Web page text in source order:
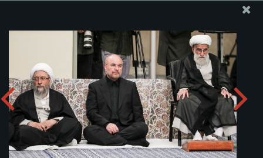
تحميل الألبوم:zip